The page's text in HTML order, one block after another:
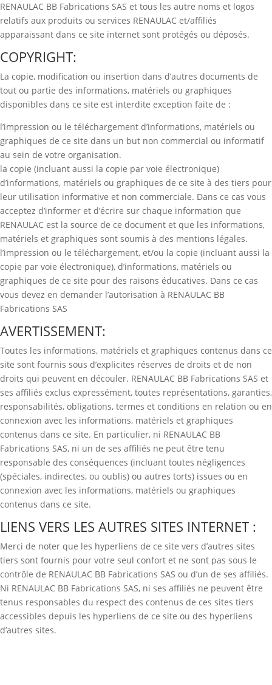
RENAULAC BB Fabrications SAS et tous les autre noms et logos
relatifs aux produits ou services RENAULAC et/affiliés
apparaissant dans ce site internet sont protégés ou déposés.
COPYRIGHT:
La copie, modification ou insertion dans d’autres documents de
tout ou partie des informations, matériels ou graphiques
disponibles dans ce site est interdite exception faite de :
l’impression ou le téléchargement d’informations, matériels ou
graphiques de ce site dans un but non commercial ou informatif
au sein de votre organisation.
la copie (incluant aussi la copie par voie électronique)
d’informations, matériels ou graphiques de ce site à des tiers pour
leur utilisation informative et non commerciale. Dans ce cas vous
acceptez d’informer et d’écrire sur chaque information que
RENAULAC est la source de ce document et que les informations,
matériels et graphiques sont soumis à des mentions légales.
l’impression ou le téléchargement, et/ou la copie (incluant aussi la
copie par voie électronique), d’informations, matériels ou
graphiques de ce site pour des raisons éducatives. Dans ce cas
vous devez en demander l’autorisation à RENAULAC BB
Fabrications SAS
AVERTISSEMENT:
Toutes les informations, matériels et graphiques contenus dans ce
site sont fournis sous d’explicites réserves de droits et de non
droits qui peuvent en découler. RENAULAC BB Fabrications SAS et
ses affiliés exclus expressément, toutes représentations, garanties,
responsabilités, obligations, termes et conditions en relation ou en
connexion avec les informations, matériels et graphiques
contenus dans ce site. En particulier, ni RENAULAC BB
Fabrications SAS, ni un de ses affiliés ne peut être tenu
responsable des conséquences (incluant toutes négligences
(spéciales, indirectes, ou oublis) ou autres torts) issues ou en
connexion avec les informations, matériels ou graphiques
contenus dans ce site.
LIENS VERS LES AUTRES SITES INTERNET :
Merci de noter que les hyperliens de ce site vers d’autres sites
tiers sont fournis pour votre seul confort et ne sont pas sous le
contrôle de RENAULAC BB Fabrications SAS ou d’un de ses affiliés.
Ni RENAULAC BB Fabrications SAS, ni ses affiliés ne peuvent être
tenus responsables du respect des contenus de ces sites tiers
accessibles depuis les hyperliens de ce site ou des hyperliens
d’autres sites.